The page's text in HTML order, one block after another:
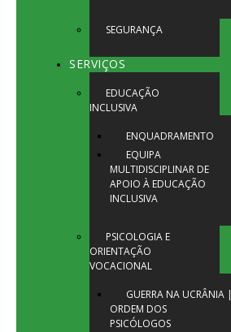
SEGURANÇA
SERVIÇOS
EDUCAÇÃO
INCLUSIVA
ENQUADRAMENTO
EQUIPA
MULTIDISCIPLINAR DE
APOIO À EDUCAÇÃO
INCLUSIVA
PSICOLOGIA E
ORIENTAÇÃO
VOCACIONAL
GUERRA NA UCRÂNIA |
ORDEM DOS
PSICÓLOGOS